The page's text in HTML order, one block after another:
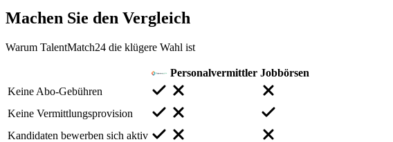
Machen Sie den Vergleich
Warum TalentMatch24 die klügere Wahl ist
Personalvermittler Jobbörsen
Keine Abo-Gebühren
Keine Vermittlungsprovision
Kandidaten bewerben sich aktiv